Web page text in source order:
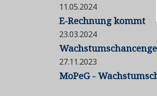
11.05.2024
E-Rechnung kommt
23.03.2024
27.11.2023
MoPeG -